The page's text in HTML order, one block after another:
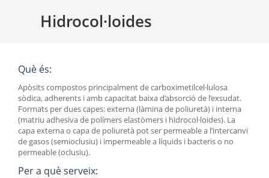
Hidrocol·loides
Què és:
Apòsits compostos principalment de carboximetilcel·lulosa
sòdica, adherents i amb capacitat baixa d’absorció de l’exsudat.
Formats per dues capes: externa (làmina de poliuretà) i interna
(matriu adhesiva de polímers elastòmers i hidrocol·loides). La
capa externa o capa de poliuretà pot ser permeable a l’intercanvi
de gasos (semioclusiu) i impermeable a líquids i bacteris o no
permeable (oclusiu).
Per a què serveix: